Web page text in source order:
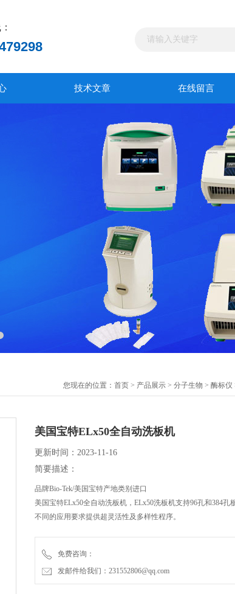
技术文章 在线留言
您现在的位置： 首页 > 产品展示 > 分子生物 > 酶标仪
美国宝特ELx50全自动洗板机
更新时间：2023-11-16
简要描述：
品牌Bio-Tek/美国宝特产地类别进口
美国宝特ELx50全自动洗板机，ELx50洗板机支持96孔和384
不同的应用要求提供超灵活性及多样性程序。
免费咨询：
发邮件给我们：231552806@qq.com